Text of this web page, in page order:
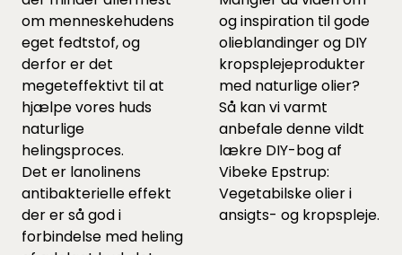
om menneskehudens
eget fedtstof, og
derfor er det
megeteffektivt til at
hjælpe vores huds
naturlige
helingsproces.
Det er lanolinens
antibakterielle effekt
der er så god i
forbindelse med heling
og inspiration til gode
olieblandinger og DIY
kropsplejeprodukter
med naturlige olier?
Så kan vi varmt
anbefale denne vildt
lækre DIY-bog af
Vibeke Epstrup:
Vegetabilske olier i
ansigts- og kropspleje.